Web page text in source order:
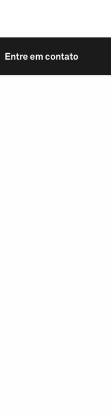
Entre em contato